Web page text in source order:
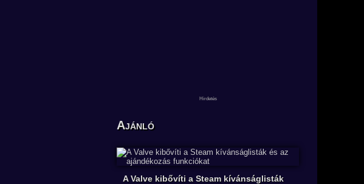
Ajánló
A Valve kibővíti a Steam kívánságlisták